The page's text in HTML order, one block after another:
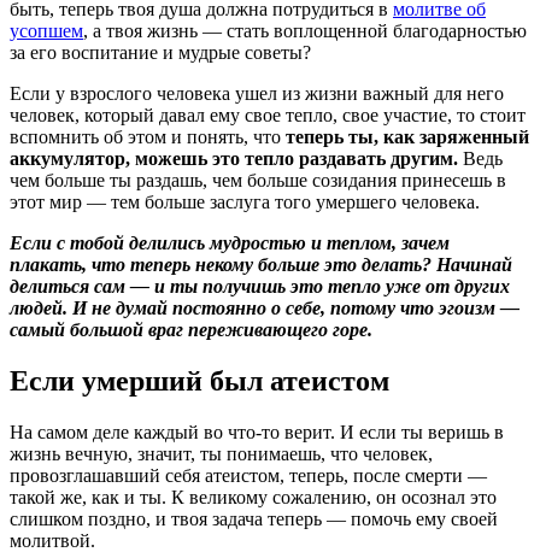
быть, теперь твоя душа должна потрудиться в молитве об
усопшем, а твоя жизнь — стать воплощенной благодарностью
за его воспитание и мудрые советы?
Если у взрослого человека ушел из жизни важный для него
человек, который давал ему свое тепло, свое участие, то стоит
вспомнить об этом и понять, что теперь ты, как заряженный
аккумулятор, можешь это тепло раздавать другим. Ведь
чем больше ты раздашь, чем больше созидания принесешь в
этот мир — тем больше заслуга того умершего человека.
Если с тобой делились мудростью и теплом, зачем
плакать, что теперь некому больше это делать? Начинай
делиться сам — и ты получишь это тепло уже от других
людей. И не думай постоянно о себе, потому что эгоизм —
самый большой враг переживающего горе.
Если умерший был атеистом
На самом деле каждый во что-то верит. И если ты веришь в
жизнь вечную, значит, ты понимаешь, что человек,
провозглашавший себя атеистом, теперь, после смерти —
такой же, как и ты. К великому сожалению, он осознал это
слишком поздно, и твоя задача теперь — помочь ему своей
молитвой.